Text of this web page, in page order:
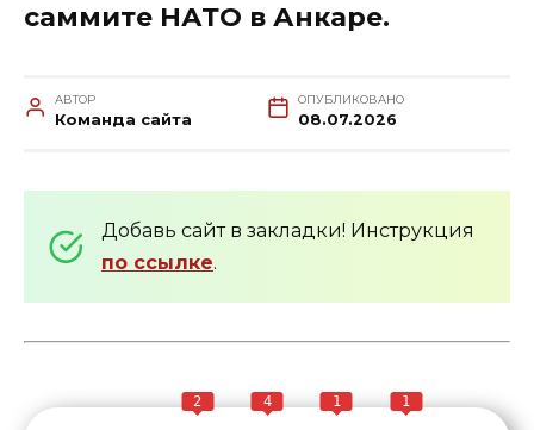
саммите НАТО в Анкаре.
АВТОР
Команда сайта
ОПУБЛИКОВАНО
08.07.2026
Добавь сайт в закладки! Инструкция
по ссылке.
2 4 1 1